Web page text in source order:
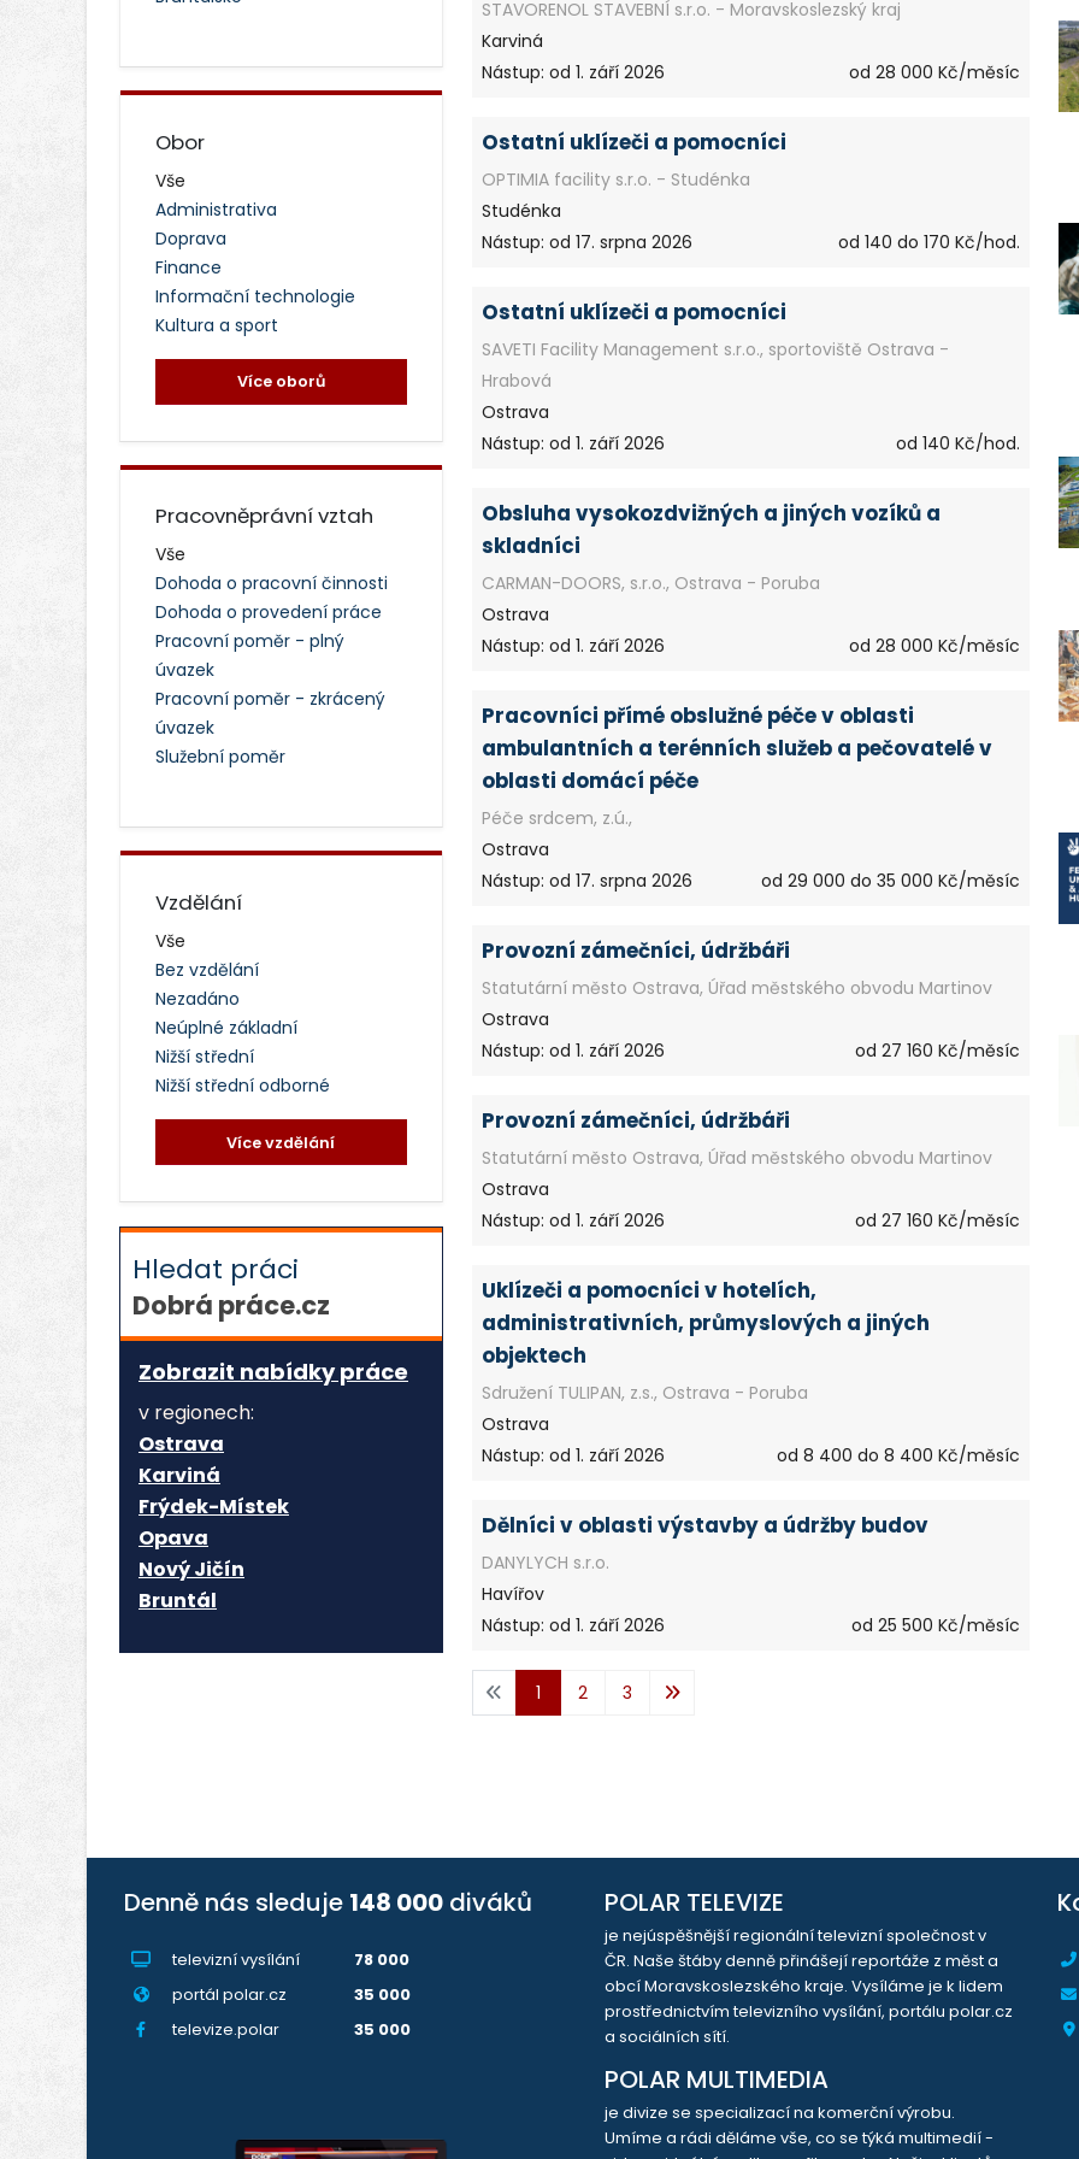
Obor
Vše
Administrativa
Doprava
Finance
Informační technologie
Kultura a sport
Více oborů
Pracovněprávní vztah
Vše
Dohoda o pracovní činnosti
Dohoda o provedení práce
Pracovní poměr - plný
úvazek
Pracovní poměr - zkrácený
úvazek
Služební poměr
Vzdělání
Vše
Bez vzdělání
Nezadáno
Neúplné základní
Nižší střední
Nižší střední odborné
Více vzdělání
Hledat práci
Dobrá práce.cz
Zobrazit nabídky práce
v regionech:
Ostrava
Karviná
Frýdek-Místek
Opava
Nový Jičín
Bruntál
STAVORENOL STAVEBNÍ s.r.o. - Moravskoslezský kraj
Karviná
Nástup: od 1. září 2026
od 28 000 Kč/měsíc
Ostatní uklízeči a pomocníci
OPTIMIA facility s.r.o. - Studénka
Studénka
Nástup: od 17. srpna 2026
od 140 do 170 Kč/hod.
Ostatní uklízeči a pomocníci
SAVETI Facility Management s.r.o., sportoviště Ostrava -
Hrabová
Ostrava
Nástup: od 1. září 2026
od 140 Kč/hod.
Obsluha vysokozdvižných a jiných vozíků a
skladníci
CARMAN-DOORS, s.r.o., Ostrava - Poruba
Ostrava
Nástup: od 1. září 2026
od 28 000 Kč/měsíc
Pracovníci přímé obslužné péče v oblasti
ambulantních a terénních služeb a pečovatelé v
oblasti domácí péče
Péče srdcem, z.ú.,
Ostrava
Nástup: od 17. srpna 2026
od 29 000 do 35 000 Kč/měsíc
Provozní zámečníci, údržbáři
Statutární město Ostrava, Úřad městského obvodu Martinov
Ostrava
Nástup: od 1. září 2026
od 27 160 Kč/měsíc
Provozní zámečníci, údržbáři
Statutární město Ostrava, Úřad městského obvodu Martinov
Ostrava
Nástup: od 1. září 2026
od 27 160 Kč/měsíc
Uklízeči a pomocníci v hotelích,
administrativních, průmyslových a jiných
objektech
Sdružení TULIPAN, z.s., Ostrava - Poruba
Ostrava
Nástup: od 1. září 2026
od 8 400 do 8 400 Kč/měsíc
Dělníci v oblasti výstavby a údržby budov
DANYLYCH s.r.o.
Havířov
Nástup: od 1. září 2026
od 25 500 Kč/měsíc
1 2 3
Denně nás sleduje 148 000 diváků
televizní vysílání
78 000
portál polar.cz
35 000
televize.polar
35 000
POLAR TELEVIZE
je nejúspěšnější regionální televizní společnost v
ČR. Naše štáby denně přinášejí reportáže z měst a
obcí Moravskoslezského kraje. Vysíláme je k lidem
prostřednictvím televizního vysílání, portálu polar.cz
a sociálních sítí.
POLAR MULTIMEDIA
je divize se specializací na komerční výrobu.
Umíme a rádi děláme vše, co se týká multimedií -